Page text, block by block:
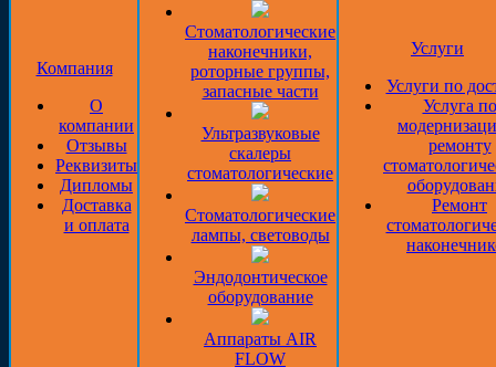
Компания
О
компании
Отзывы
Реквизиты
Дипломы
Доставка
и оплата
Стоматологические
наконечники,
роторные группы,
запасные части
Ультразвуковые
скалеры
стоматологические
Стоматологические
лампы, световоды
Эндодонтическое
оборудование
Аппараты AIR
FLOW
Услуги
Услуги по
Услуга по
ремонту
Ремонт